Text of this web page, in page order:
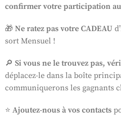
confirmer votre participation
🎁 Ne ratez pas votre CADEAU
sort Mensuel !
🔎 Si vous ne le trouvez pas,
déplacez-le dans la boîte
communiquerons les gagnants
⭐ Ajoutez-nous à vos contacts